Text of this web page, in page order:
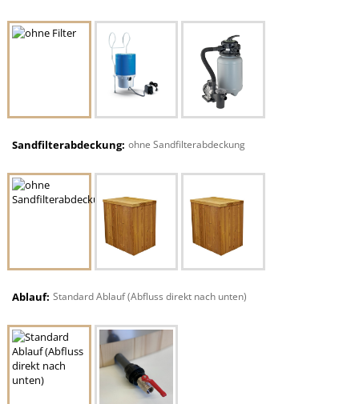
Sandfilterabdeckung: ohne Sandfilterabdeckung
Ablauf: Standard Ablauf (Abfluss direkt nach unten)